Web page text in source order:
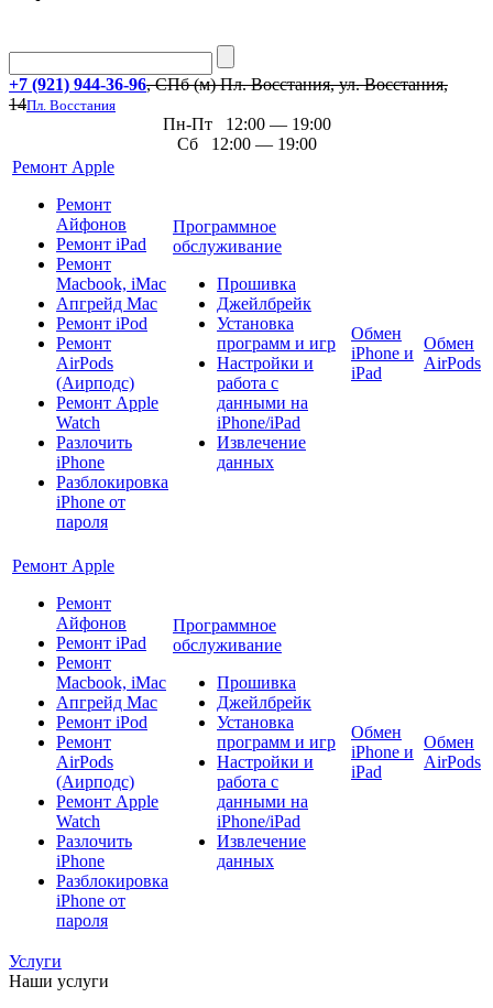
+7 (921) 944-36-96, СПб (м) Пл. Восстания, ул. Восстания,
14Пл. Восстания
Пн-Пт 12:00 — 19:00
Сб 12:00 — 19:00
Ремонт Apple
Ремонт
Айфонов
Ремонт iPad
Ремонт
Macbook, iMac
Апгрейд Mac
Ремонт iPod
Ремонт
AirPods
(Аирподс)
Ремонт Apple
Watch
Разлочить
iPhone
Разблокировка
iPhone от
пароля
Программное
обслуживание
Прошивка
Джейлбрейк
Установка
программ и игр
Настройки и
работа с
данными на
iPhone/iPad
Извлечение
данных
Обмен
iPhone и
iPad
Обмен
AirPods
Ремонт Apple
Ремонт
Айфонов
Ремонт iPad
Ремонт
Macbook, iMac
Апгрейд Mac
Ремонт iPod
Ремонт
AirPods
(Аирподс)
Ремонт Apple
Watch
Разлочить
iPhone
Разблокировка
iPhone от
пароля
Программное
обслуживание
Прошивка
Джейлбрейк
Установка
программ и игр
Настройки и
работа с
данными на
iPhone/iPad
Извлечение
данных
Обмен
iPhone и
iPad
Обмен
AirPods
Услуги
Наши услуги